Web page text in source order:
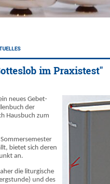
im Praxistest"
neues Gebet-
der
Hausbuch zum
bietet sich deren
an.
die liturgische
und des